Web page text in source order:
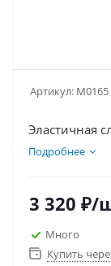
Артикул: М0165
Эластичная
Подробнее
3 320 ₽/
Много
Купить